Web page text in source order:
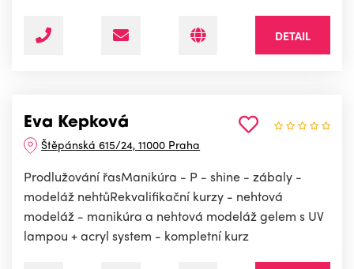
DETAIL
Eva Kepková
Štěpánská 615/24, 11000 Praha
Prodlužování řasManikúra - P - shine - zábaly -
modeláž nehtůRekvalifikační kurzy - nehtová
modeláž - manikúra a nehtová modeláž gelem s UV
lampou + acryl system - kompletní kurz